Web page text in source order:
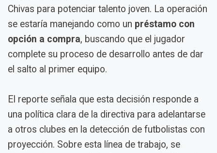
Chivas para potenciar talento joven. La operación
se estaría manejando como un préstamo con
opción a compra, buscando que el jugador
complete su proceso de desarrollo antes de dar
el salto al primer equipo.
El reporte señala que esta decisión responde a
una política clara de la directiva para adelantarse
a otros clubes en la detección de futbolistas con
proyección. Sobre esta línea de trabajo, se